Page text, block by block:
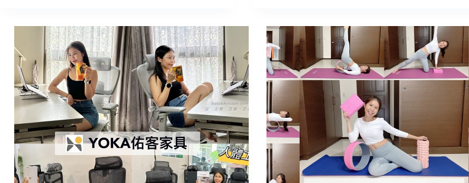
互
動
劇
場
｜
遊
王
國
旗
艦
TOSHIBA
日
本
東
芝
9
吋
雙
層
葉
扇
全
淨